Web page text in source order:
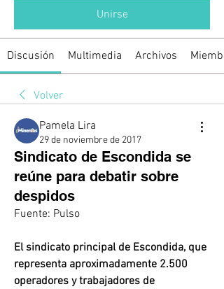
Unirse
Discusión Multimedia Archivos
Volver
Pamela Lira
29 de noviembre de 2017
Sindicato de Escondida se
reúne para debatir sobre
despidos
Fuente: Pulso
El sindicato principal de Escondida, que
representa aproximadamente 2.500
operadores y trabajadores de